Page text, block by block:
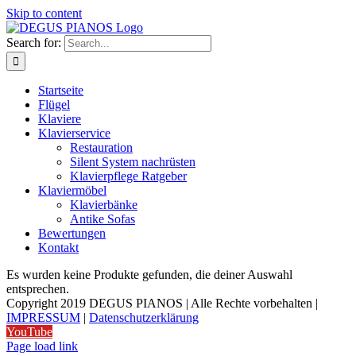
Skip to content
Search for:
Startseite
Flügel
Klaviere
Klavierservice
Restauration
Silent System nachrüsten
Klavierpflege Ratgeber
Klaviermöbel
Klavierbänke
Antike Sofas
Bewertungen
Kontakt
Es wurden keine Produkte gefunden, die deiner Auswahl
entsprechen.
Copyright 2019 DEGUS PIANOS | Alle Rechte vorbehalten |
IMPRESSUM | Datenschutzerklärung
YouTube
Page load link